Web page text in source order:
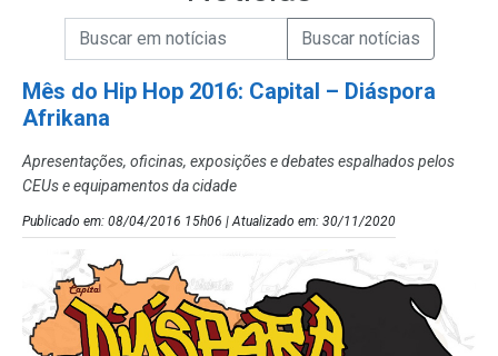
Campo de Busca de Notícias
Campo de Busca de informaçõesEnviar a Busca de Notícias
Mês do Hip Hop 2016: Capital – Diáspora
Afrikana
Apresentações, oficinas, exposições e debates espalhados pelos
CEUs e equipamentos da cidade
Publicado em: 08/04/2016 15h06 | Atualizado em: 30/11/2020